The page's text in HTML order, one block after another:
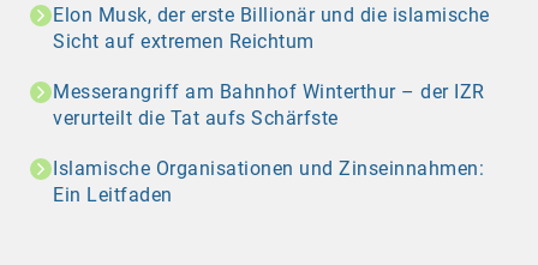
Elon Musk, der erste Billionär und die islamische
Sicht auf extremen Reichtum
Messerangriff am Bahnhof Winterthur – der IZR
verurteilt die Tat aufs Schärfste
Islamische Organisationen und Zinseinnahmen:
Ein Leitfaden